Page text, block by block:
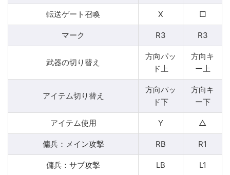
転送ゲート召喚 X □
マーク R3 R3
武器の切り替え
方向パッ
ド上
方向キ
ー上
アイテム切り替え
方向パッ
ド下
方向キ
ー下
アイテム使用 Y △
傭兵：メイン攻撃 RB R1
傭兵：サブ攻撃 LB L1